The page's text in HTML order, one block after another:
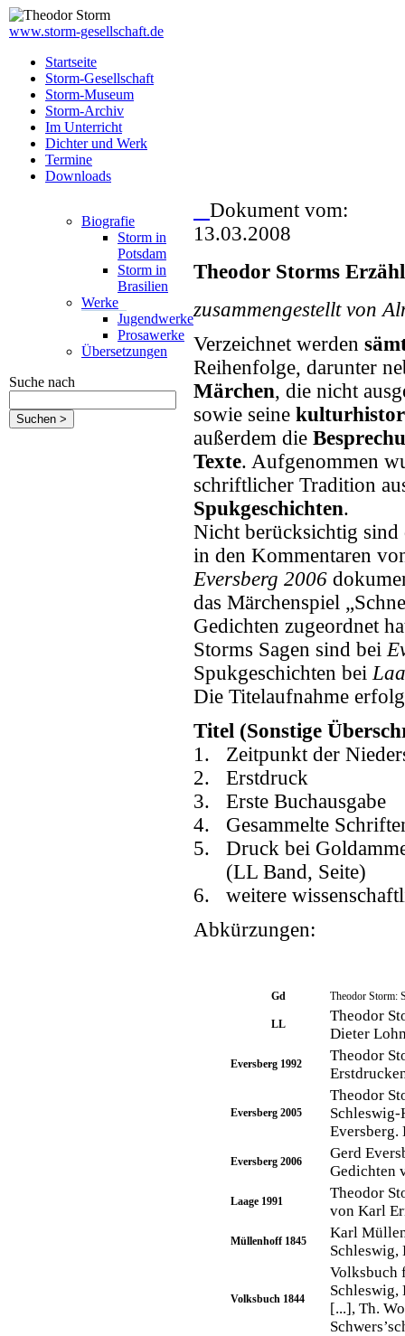
www.storm-gesellschaft.de
Startseite
Storm-Gesellschaft
Storm-Museum
Storm-Archiv
Im Unterricht
Dichter und Werk
Termine
Downloads
Biografie
Storm in
Potsdam
Storm in
Brasilien
Werke
Jugendwerke
Prosawerke
Übersetzungen
Suche nach
Dokument vom:
13.03.2008
Theodor Storms
zusammengestellt von
Verzeichnet werden
Reihenfolge, darunter
Märchen, die nicht
sowie seine
außerdem die
Texte. Aufgenommen
schriftlicher Tradition
Spukgeschichten.
Nicht berücksichtig sind
in den Kommentaren
Eversberg 2006
das Märchenspiel
Gedichten zugeordnet
Storms Sagen sind bei
Spukgeschichten bei
Die Titelaufnahme
Titel (Sonstige
1. Zeitpunkt der
2. Erstdruck
3. Erste Buchausgabe
4. Gesammelte
5. Druck bei
(LL Band, Seite)
6. weitere
Abkürzungen:
Gd Theodor Storm:
LL
Theodor
Dieter
Eversberg 1992
Theodor
Eversberg 2005
Theodor
Schleswig-
Eversberg.
Eversberg 2006
Gerd
Gedichten
Laage 1991
Theodor
von Karl
Müllenhoff 1845
Karl
Schleswig,
Volksbuch 1844
Volksbuch
Schleswig,
[...], Th.